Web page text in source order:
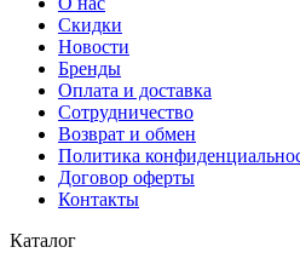
Скидки
Новости
Бренды
Оплата и доставка
Сотрудничество
Возврат и обмен
Политика
Договор оферты
Контакты
Каталог